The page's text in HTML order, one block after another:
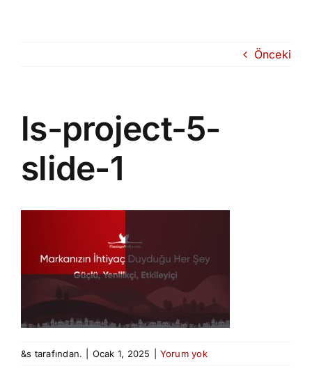
Önceki
ls-project-5-
slide-1
&s tarafından. Ocak 1, 2025 Yorum yok